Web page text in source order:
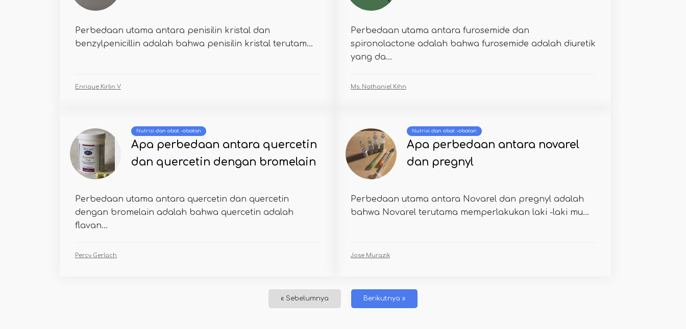
Perbedaan utama antara penisilin kristal dan
benzylpenicillin adalah bahwa penisilin kristal terutam...
Enrique Kirlin V
Perbedaan utama antara furosemide dan
spironolactone adalah bahwa furosemide adalah diuretik
yang da...
Ms. Nathaniel Kihn
Nutrisi dan obat -obatan
Apa perbedaan antara quercetin
dan quercetin dengan bromelain
Perbedaan utama antara quercetin dan quercetin
dengan bromelain adalah bahwa quercetin adalah
flavan...
Percy Gerlach
Nutrisi dan obat -obatan
Apa perbedaan antara novarel
dan pregnyl
Perbedaan utama antara Novarel dan pregnyl adalah
bahwa Novarel terutama memperlakukan laki -laki mu...
Jose Murazik
« Sebelumnya Berikutnya »